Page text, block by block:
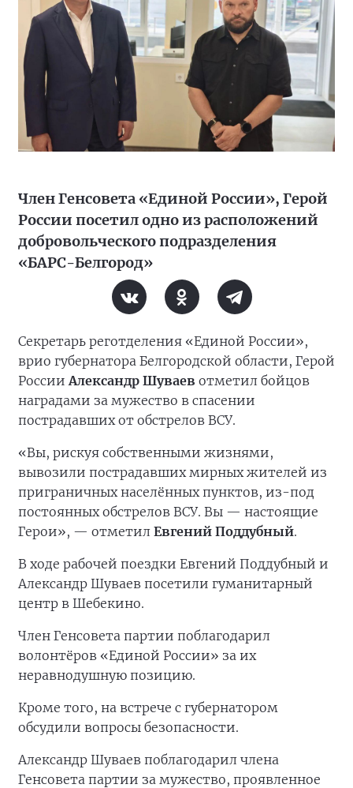
Член Генсовета «Единой России», Герой
России посетил одно из расположений
добровольческого подразделения
«БАРС-Белгород»
Секретарь реготделения «Единой России»,
врио губернатора Белгородской области, Герой
РоссииАлександр Шуваев отметил бойцов
наградами за мужество в спасении
пострадавших от обстрелов ВСУ.
«Вы, рискуя собственными жизнями,
вывозили пострадавших мирных жителей из
приграничных населённых пунктов, из-под
постоянных обстрелов ВСУ. Вы — настоящие
Герои», — отметил Евгений Поддубный.
В ходе рабочей поездки Евгений Поддубный и
Александр Шуваев посетили гуманитарный
центр в Шебекино.
Член Генсовета партии поблагодарил
волонтёров «Единой России» за их
неравнодушную позицию.
Кроме того, на встрече с губернатором
обсудили вопросы безопасности.
Александр Шуваев поблагодарил члена
Генсовета партии за мужество, проявленное